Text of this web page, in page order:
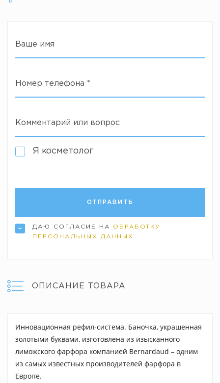
Ваше имя
Номер телефона *
Комментарий или вопрос
Я косметолог
ДАЮ СОГЛАСИЕ НА ОБРАБОТКУ
ПЕРСОНАЛЬНЫХ ДАННЫХ
ОПИСАНИЕ ТОВАРА
Инновационная рефил-система. Баночка, украшенная
золотыми буквами, изготовлена из изысканного
лиможского фарфора компанией Bernardaud – одним
из самых известных производителей фарфора в
Европе.